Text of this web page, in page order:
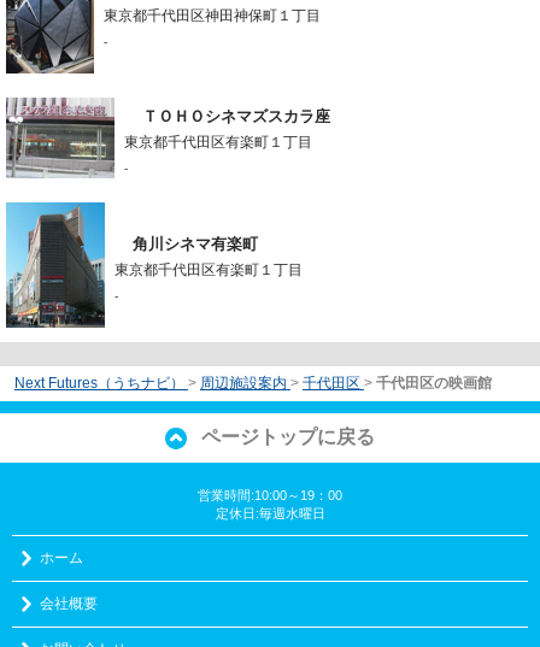
東京都千代田区神田神保町１丁目
-
ＴＯＨＯシネマズスカラ座
東京都千代田区有楽町１丁目
-
角川シネマ有楽町
東京都千代田区有楽町１丁目
-
Next Futures（うちナビ） > 周辺施設案内 > 千代田区 > 千代田区の映画館
ページトップに戻る
営業時間:10:00～19：00
定休日:毎週水曜日
ホーム
会社概要